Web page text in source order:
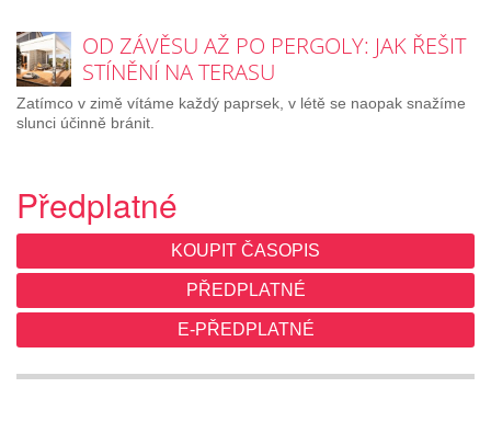
OD ZÁVĚSU AŽ PO PERGOLY: JAK ŘEŠIT
STÍNĚNÍ NA TERASU
Zatímco v zimě vítáme každý paprsek, v létě se naopak snažíme
slunci účinně bránit.
Předplatné
KOUPIT ČASOPIS
PŘEDPLATNÉ
E-PŘEDPLATNÉ